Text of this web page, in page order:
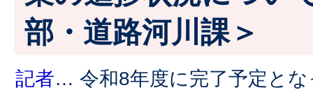
部・道路河川課＞
記者… 令和8年度に完了予定と